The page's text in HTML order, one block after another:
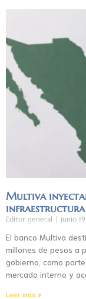
Multiva
infraestructura
Editor general junio
El banco Multiva
millones de pesos a
gobierno, como
mercado interno y
Leer más »